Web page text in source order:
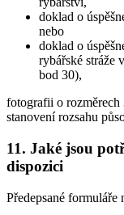
doklad o
nebo
doklad o
rybářské stráže
bod 30),
fotografii o rozměrech
stanovení rozsahu
11. Jaké jsou
dispozici
Předepsané formuláře